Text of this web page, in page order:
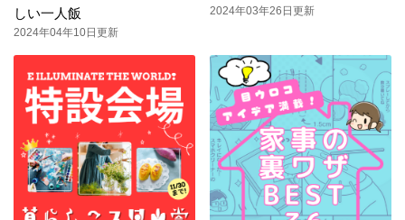
しい一人飯
2024年04年10日更新
2024年03年26日更新